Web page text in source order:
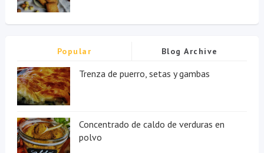
Popular Blog Archive
Trenza de puerro, setas y gambas
Concentrado de caldo de verduras en
polvo